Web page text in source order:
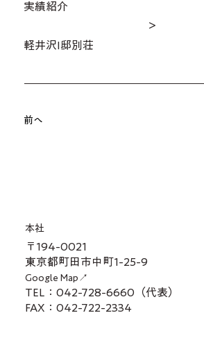
実績紹介
＞
軽井沢I邸別荘
前へ
本社
〒194-0021
東京都町田市中町1-25-9
Google Map↗
TEL：042-728-6660（代表）
FAX：042-722-2334